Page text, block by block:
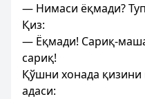
— Нимаси ёқмади?
Қиз:
— Ёқмади! Сариқ-
сариқ!
Қўшни хонада қизини
адаси: